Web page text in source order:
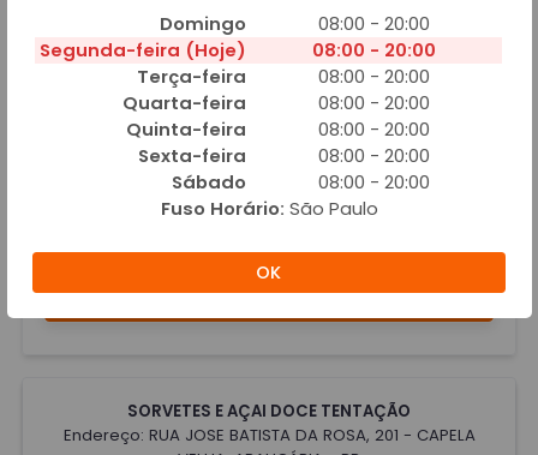
ACAI
A partir de R$ 20,00
Adicionar
SORVETES E AÇAI DOCE TENTAÇÃO
Endereço: RUA JOSE BATISTA DA ROSA, 201 - CAPELA
Domingo
08:00 - 20:00
Segunda-feira (Hoje)
08:00 - 20:00
Terça-feira
08:00 - 20:00
Quarta-feira
08:00 - 20:00
Quinta-feira
08:00 - 20:00
Sexta-feira
08:00 - 20:00
Sábado
08:00 - 20:00
Fuso Horário: São Paulo
OK